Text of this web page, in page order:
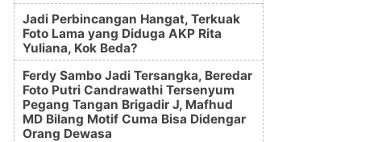
Jadi Perbincangan Hangat, Terkuak
Foto Lama yang Diduga AKP Rita
Yuliana, Kok Beda?
Ferdy Sambo Jadi Tersangka, Beredar
Foto Putri Candrawathi Tersenyum
Pegang Tangan Brigadir J, Mafhud
MD Bilang Motif Cuma Bisa Didengar
Orang Dewasa